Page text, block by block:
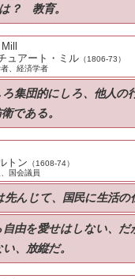
？ 教育。
ュアート・ミル （1806-73）
、経済学者
ろ集団的にしろ、他人の
である。
トン （1608-74）
国会議員
先んじて、国民に生活
由を愛せはしない、
、放縦だ。